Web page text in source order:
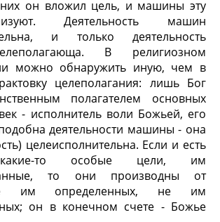
он вложил цель, и машины эту
Деятельность машин
и только деятельность
В религиозном
можно обнаружить иную, чем в
целеполагания: лишь Бог
полагателем основных
- исполнитель воли Божьей, его
деятельности машины - она
целеисполнительна. Если и есть
то особые цели, им
то они производны от
им определенных, не им
он в конечном счете - Божье